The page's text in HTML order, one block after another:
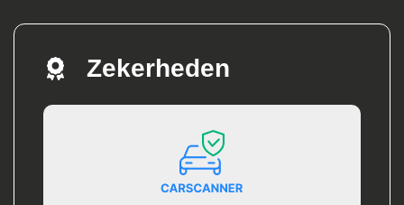
Zekerheden